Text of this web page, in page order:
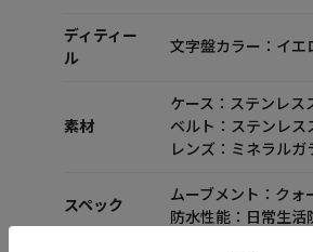
ディティー
ル
文字盤カラー：イエ
素材
ケース：ステンレス
ベルト：ステンレス
レンズ：ミネラルガ
スペック
ムーブメント：クォ
防水性能：日常生活